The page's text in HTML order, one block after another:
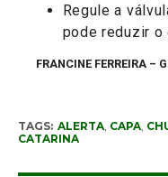
Regule a
pode reduzir o
FRANCINE FERREIRA –
TAGS: ALERTA, CAPA,
CATARINA